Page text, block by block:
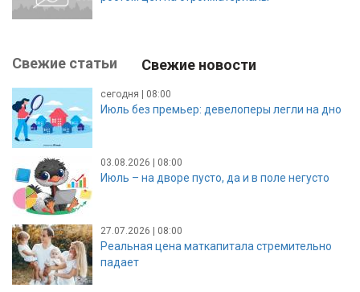
Свежие статьи Свежие новости
сегодня | 08:00
Июль без премьер: девелоперы легли на дно
03.08.2026 | 08:00
Июль – на дворе пусто, да и в поле негусто
27.07.2026 | 08:00
Реальная цена маткапитала стремительно
падает